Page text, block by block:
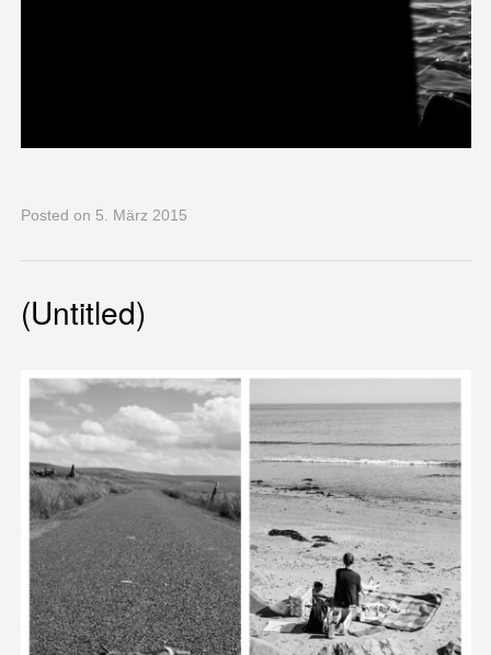
Posted on 5. März 2015
(Untitled)